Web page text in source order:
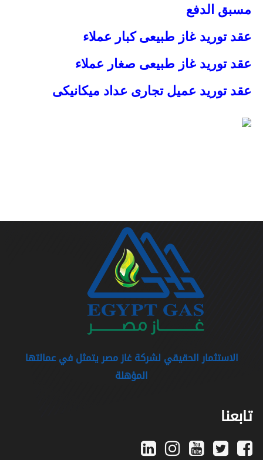
مسبق الدفع
عقد توريد غاز طبيعى كبار عملاء
عقد توريد غاز طبيعى صغار عملاء
عقد توريد عميل تجارى عداد ميكانيكى
الاستثمار الحقيقي لشركة غاز مصر يتمثل في عمالتها
المؤهلة
تابعنا